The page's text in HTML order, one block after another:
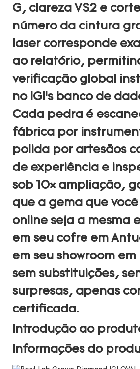
G, clareza VS2 e corte
número da cintura
laser corresponde
ao relatório,
verificação global
no IGI’s banco de
Cada pedra é
fábrica por
polida por artesãos
de experiência e
sob 10× ampliação,
que a gema que
online seja a mesma
em seu cofre em
em seu showroom
sem substituições,
surpresas, apenas
certificada.
Introdução ao
Informações do